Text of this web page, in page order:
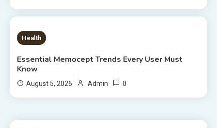
8 MINS READ
Health
Essential Memocept Trends Every User Must
Know
August 5, 2026 Admin 0